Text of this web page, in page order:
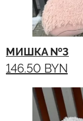
МИШКА №3
146.50 BYN